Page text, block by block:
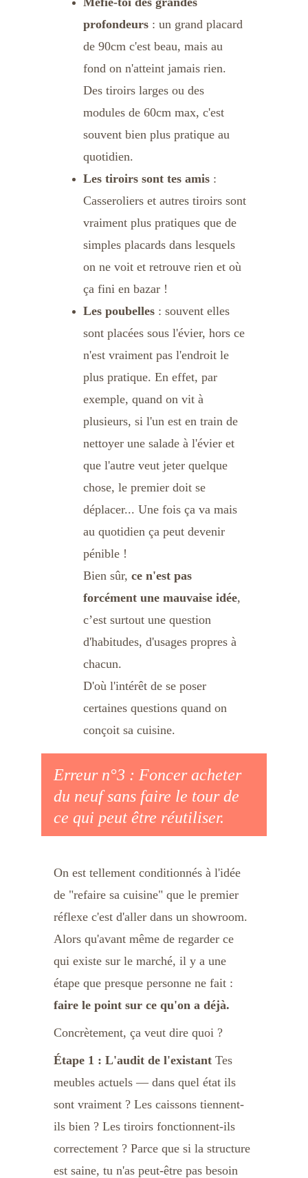
profondeurs : un grand placard
de 90cm c'est beau, mais au
fond on n'atteint jamais rien.
Des tiroirs larges ou des
modules de 60cm max, c'est
souvent bien plus pratique au
quotidien.
Les tiroirs sont tes amis :
Casseroliers et autres tiroirs sont
vraiment plus pratiques que de
simples placards dans lesquels
on ne voit et retrouve rien et où
ça fini en bazar !
Les poubelles : souvent elles
sont placées sous l'évier, hors ce
n'est vraiment pas l'endroit le
plus pratique. En effet, par
exemple, quand on vit à
plusieurs, si l'un est en train de
nettoyer une salade à l'évier et
que l'autre veut jeter quelque
chose, le premier doit se
déplacer... Une fois ça va mais
au quotidien ça peut devenir
pénible !
Bien sûr, ce n'est pas
forcément une mauvaise idée,
c’est surtout une question
d'habitudes, d'usages propres à
chacun.
D'où l'intérêt de se poser
certaines questions quand on
conçoit sa cuisine.
Erreur n°3 : Foncer acheter
du neuf sans faire le tour de
ce qui peut être réutiliser.
On est tellement conditionnés à l'idée
de "refaire sa cuisine" que le premier
réflexe c'est d'aller dans un showroom.
Alors qu'avant même de regarder ce
qui existe sur le marché, il y a une
étape que presque personne ne fait :
faire le point sur ce qu'on a déjà.
Concrètement, ça veut dire quoi ?
Étape 1 : L'audit de l'existant Tes
meubles actuels — dans quel état ils
sont vraiment ? Les caissons tiennent-
ils bien ? Les tiroirs fonctionnent-ils
correctement ? Parce que si la structure
est saine, tu n'as peut-être pas besoin